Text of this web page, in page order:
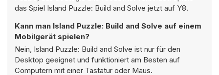
das Spiel Island Puzzle: Build and Solve jetzt auf Y8.
Kann man Island Puzzle: Build and Solve auf einem
Mobilgerät spielen?
Nein, Island Puzzle: Build and Solve ist nur für den
Desktop geeignet und funktioniert am Besten auf
Computern mit einer Tastatur oder Maus.